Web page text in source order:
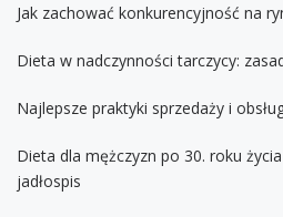
Jak zachować konkurencyjność na
Dieta w nadczynności tarczycy:
Najlepsze praktyki sprzedaży i
Dieta dla mężczyzn po 30. roku
jadłospis